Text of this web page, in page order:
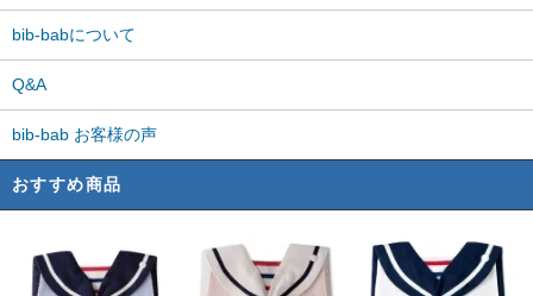
bib-babについて
Q&A
bib-bab お客様の声
おすすめ商品